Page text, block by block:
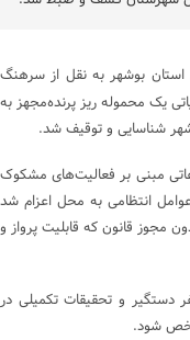
بوشهر به نقل از سرهنگ
یک محموله ریز پرنده‌مجهز به
شناسایی و توقیف شد.
مبنی بر فعالیت‌های مشکوک
انتظامی به محل اعزام شد
ریزپرنده بدون مجوز قانون که قابلیت پرواز و
دستگیر و تحقیقات تکمیلی در
شود.